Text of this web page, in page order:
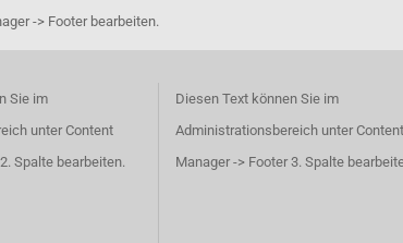
-> Footer bearbeiten.
Sie im
unter Content
Spalte bearbeiten.
Diesen Text können Sie im
Administrationsbereich unter Content
Manager -> Footer 3. Spalte